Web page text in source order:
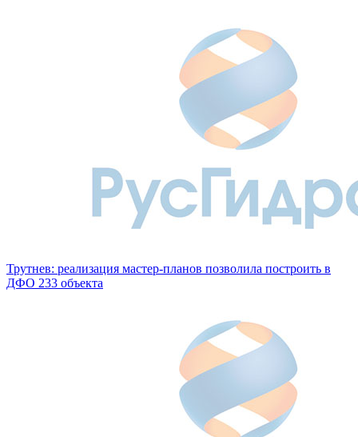
Трутнев: реализация мастер-планов позволила построить в
ДФО 233 объекта